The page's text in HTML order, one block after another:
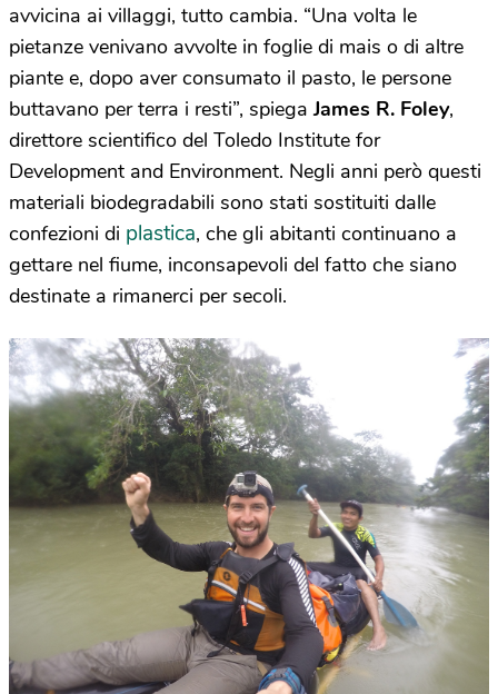
avvicina ai villaggi, tutto cambia. “Una volta le
pietanze venivano avvolte in foglie di mais o di altre
piante e, dopo aver consumato il pasto, le persone
buttavano per terra i resti”, spiegaJames R. Foley,
direttore scientifico del Toledo Institute for
Development and Environment. Negli anni però questi
materiali biodegradabili sono stati sostituiti dalle
confezioni di plastica, che gli abitanti continuano a
gettare nel fiume, inconsapevoli del fatto che siano
destinate a rimanerci per secoli.